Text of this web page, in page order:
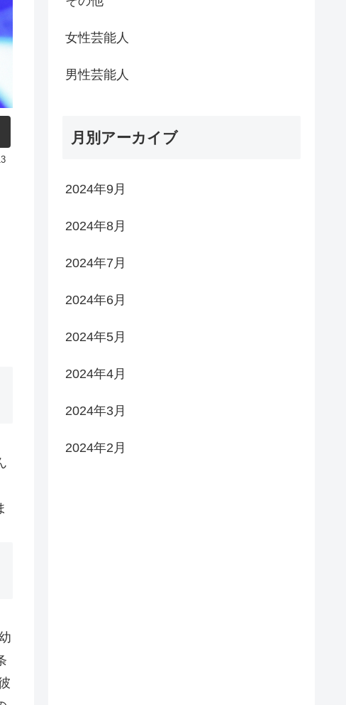
女性芸能人
男性芸能人
月別アーカイブ
2024年9月
2024年8月
2024年7月
2024年6月
2024年5月
2024年4月
2024年3月
2024年2月